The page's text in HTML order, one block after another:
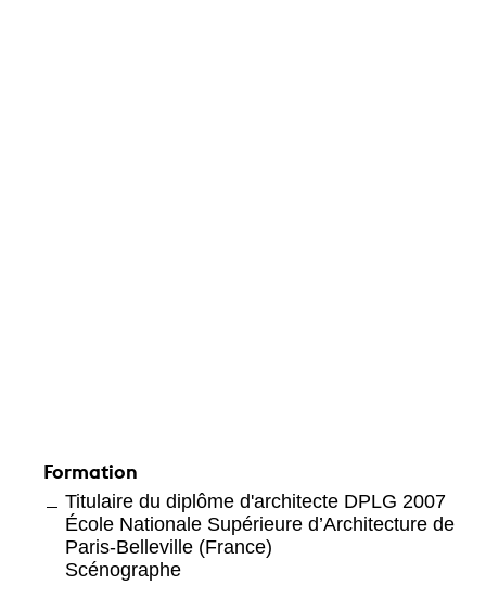
Formation
Titulaire du diplôme d'architecte DPLG 2007
École Nationale Supérieure d’Architecture de
Paris-Belleville (France)
Scénographe